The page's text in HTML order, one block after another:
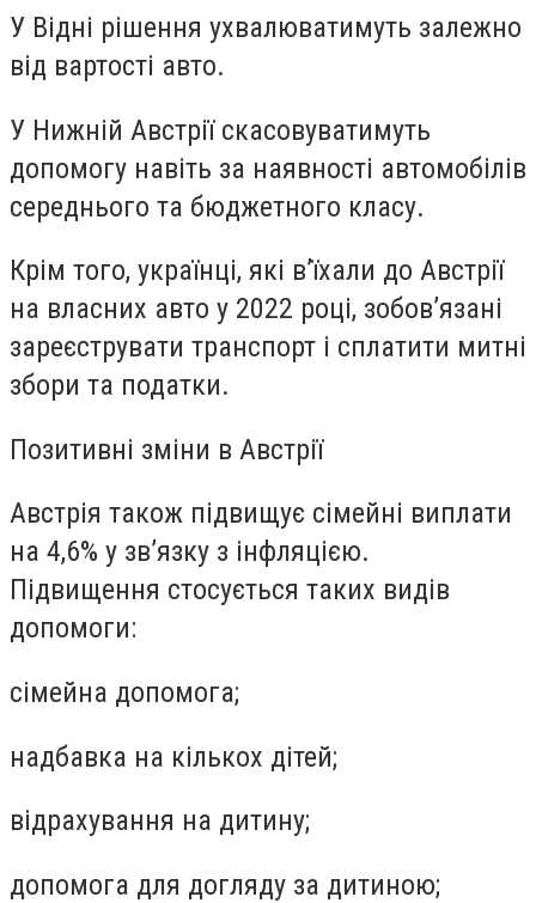
У Відні рішення ухвалюватимуть залежно
від вартості авто.
У Нижній Австрії скасовуватимуть
допомогу навіть за наявності автомобілів
середнього та бюджетного класу.
Крім того, українці, які в’їхали до Австрії
на власних авто у 2022 році, зобов’язані
зареєструвати транспорт і сплатити митні
збори та податки.
Позитивні зміни в Австрії
Австрія також підвищує сімейні виплати
на 4,6% у зв’язку з інфляцією.
Підвищення стосується таких видів
допомоги:
сімейна допомога;
надбавка на кількох дітей;
відрахування на дитину;
допомога для догляду за дитиною;